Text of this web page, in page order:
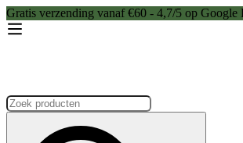
Gratis verzending vanaf €60 - 4,7/5 op Google
Zoeken: